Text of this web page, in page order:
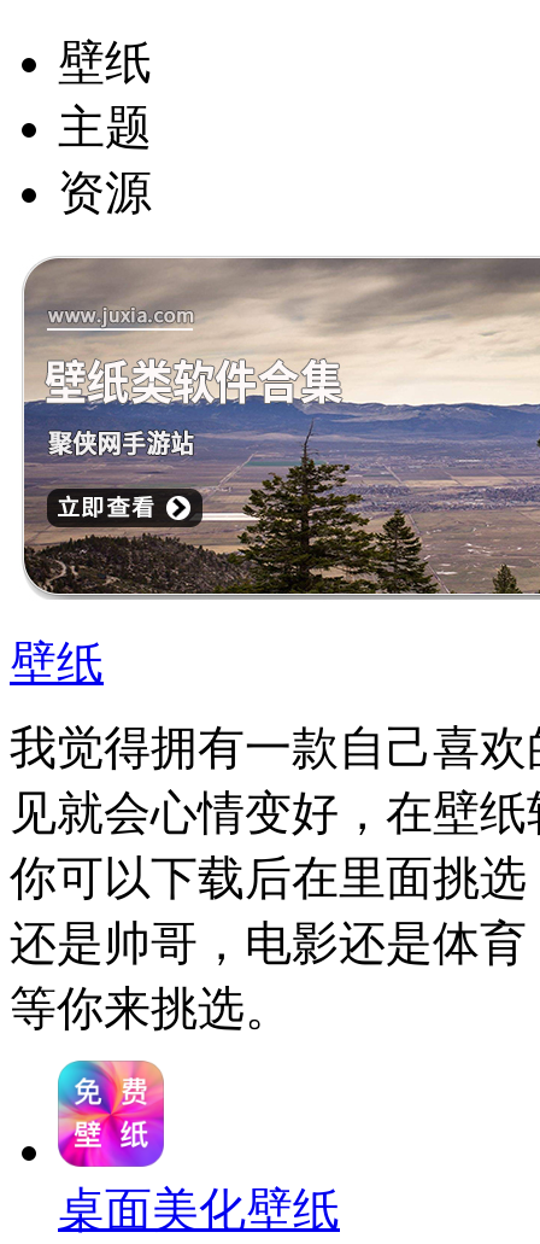
壁纸
主题
资源
壁纸
我觉得拥有一款自己喜
见就会心情变好，在壁
你可以下载后在里面挑
还是帅哥，电影还是体
等你来挑选。
桌面美化壁纸